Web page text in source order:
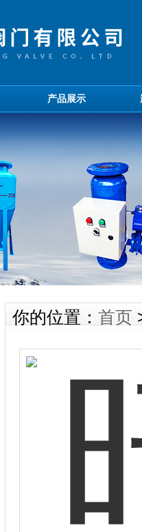
产品展示
你的位置： 首页